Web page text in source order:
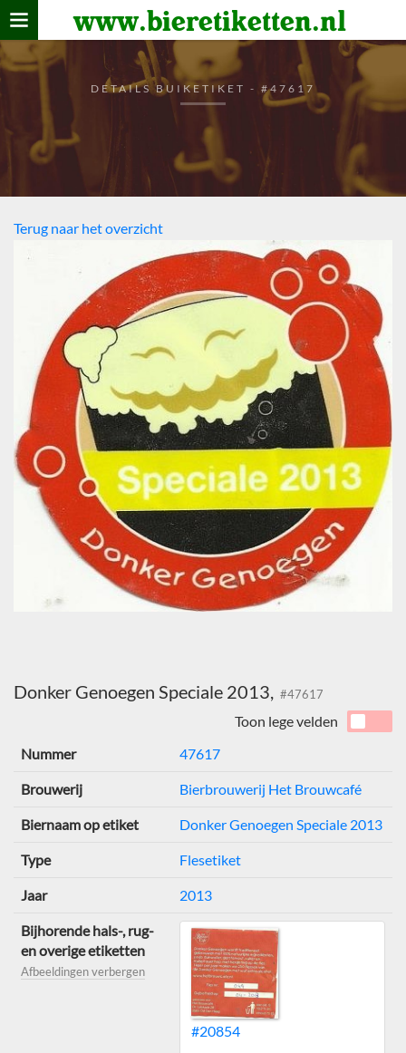
www.bieretiketten.nl
Home
verzamelen
De bierkaart
Bezoekers
DETAILS BUIKETIKET - #47617
Terug naar het overzicht
Donker Genoegen Speciale 2013, #47617
Toon lege velden
Nummer
47617
Brouwerij Bierbrouwerij Het Brouwcafé
Biernaam op etiket Donker Genoegen Speciale 2013
Type Flesetiket
Jaar 2013
Bijhorende hals-, rug-
en overige etiketten
Afbeeldingen verbergen
#20854